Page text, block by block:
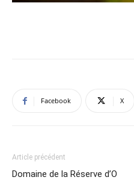
Facebook X
Article précédent
Domaine de la Réserve d’O